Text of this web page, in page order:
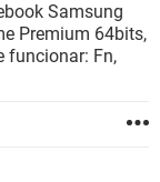
Samsung
Premium 64bits,
funcionar: Fn,